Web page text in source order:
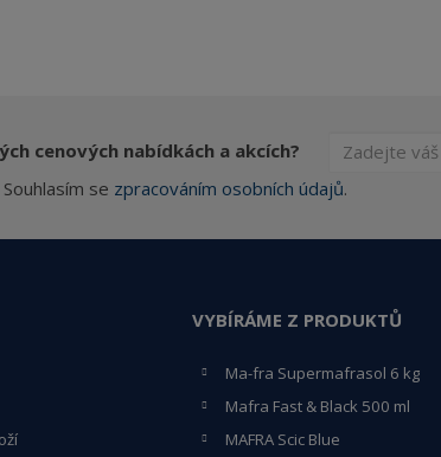
cenových nabídkách a akcích?
Souhlasím se zpracováním osobních údajů.
VYBÍRÁME Z PRODUKTŮ
Ma-fra Supermafrasol 6 kg
Mafra Fast & Black 500 ml
MAFRA Scic Blue